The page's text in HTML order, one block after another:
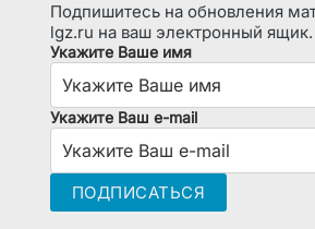
Подпишитесь на обновления
lgz.ru на ваш электронный ящик.
Укажите Ваше имя
Укажите Ваш e-mail